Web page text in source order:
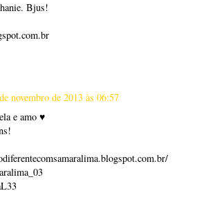
Bjus!
novembro de 2013 às 06:57
e amo ♥